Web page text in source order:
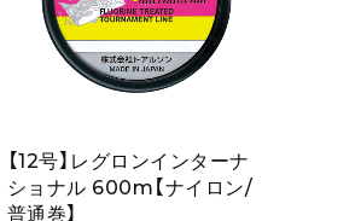
【12号】レグロンインターナ
ショナル 600m【ナイロン/
普通巻】